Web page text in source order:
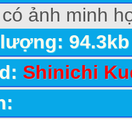
ảnh minh
94.3kb
Shinichi